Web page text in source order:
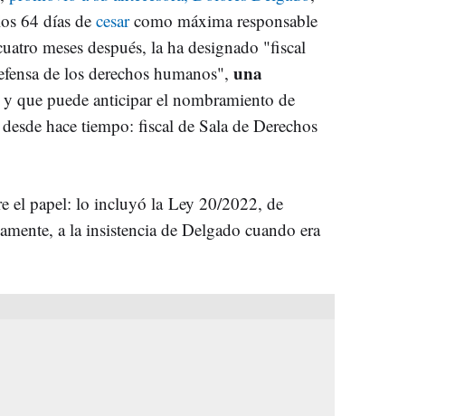
64 días de cesarcomo máxima responsable
meses después, la ha designado "fiscal
de los derechos humanos", una
y que puede anticipar el nombramiento de
hace tiempo: fiscal de Sala de Derechos
el papel: lo incluyó la Ley 20/2022, de
a la insistencia de Delgado cuando era